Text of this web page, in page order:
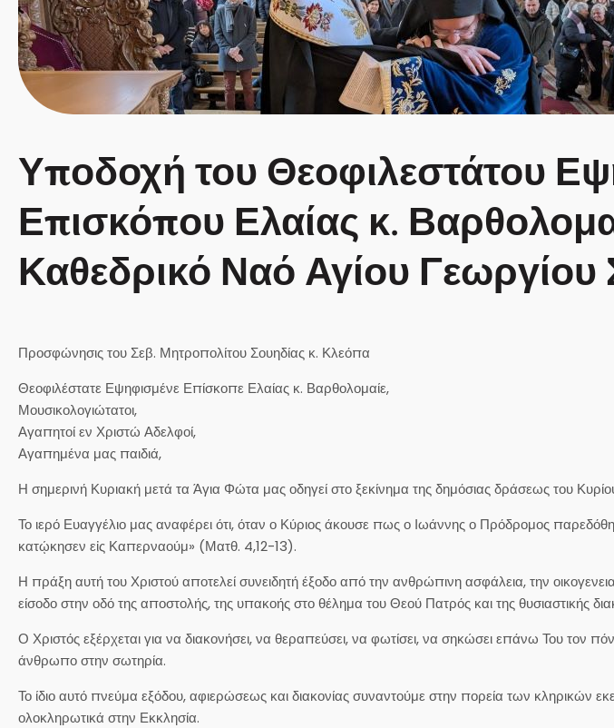
Υποδοχή του Θεοφιλεστάτου
Επισκόπου Ελαίας κ.
Καθεδρικό Ναό Αγίου Γεωργίου
Προσφώνησις του Σεβ. Μητροπολίτου Σουηδίας κ. Κλεόπα
Θεοφιλέστατε Εψηφισμένε Επίσκοπε Ελαίας κ. Βαρθολομαίε,
Μουσικολογιώτατοι,
Αγαπητοί εν Χριστώ Αδελφοί,
Αγαπημένα μας παιδιά,
Η σημερινή Κυριακή μετά τα Άγια Φώτα μας οδηγεί στο ξεκίνημα της δημόσιας δράσεως του
Το ιερό Ευαγγέλιο μας αναφέρει ότι, όταν ο Κύριος άκουσε πως ο Ιωάννης ο Πρόδρομος
κατῴκησεν εἰς Καπερναούμ» (Ματθ. 4,12-13).
Η πράξη αυτή του Χριστού αποτελεί συνειδητή έξοδο από την ανθρώπινη ασφάλεια, την
είσοδο στην οδό της αποστολής, της υπακοής στο θέλημα του Θεού Πατρός και της θυσιαστικής
Ο Χριστός εξέρχεται για να διακονήσει, να θεραπεύσει, να φωτίσει, να σηκώσει επάνω Του τον
άνθρωπο στην σωτηρία.
Το ίδιο αυτό πνεύμα εξόδου, αφιερώσεως και διακονίας συναντούμε στην πορεία των κληρικών
ολοκληρωτικά στην Εκκλησία.